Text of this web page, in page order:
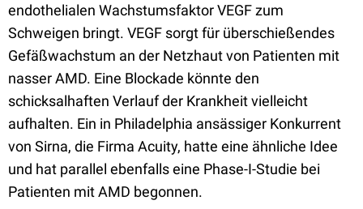
endothelialen Wachstumsfaktor VEGF zum
Schweigen bringt. VEGF sorgt für überschießendes
Gefäßwachstum an der Netzhaut von Patienten mit
nasser AMD. Eine Blockade könnte den
schicksalhaften Verlauf der Krankheit vielleicht
aufhalten. Ein in Philadelphia ansässiger Konkurrent
von Sirna, die Firma Acuity, hatte eine ähnliche Idee
und hat parallel ebenfalls eine Phase-I-Studie bei
Patienten mit AMD begonnen.